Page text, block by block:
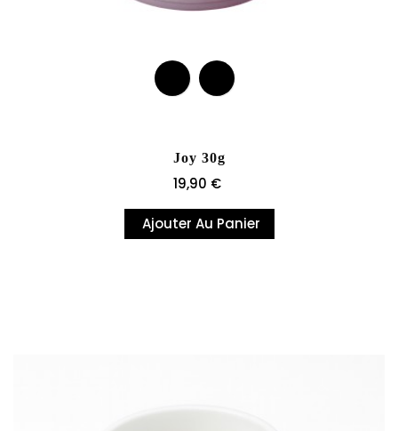
Joy 30g
Prix
19,90 €
Ajouter Au Panier